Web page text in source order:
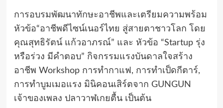
การอบรมพัฒนาทักษะอาชีพและเตรียมความพร้อม
หัวข้อ“อาชีพดีไซน์เนอร์ไทย สู่สายตาชาวโลก โดย
คุณสุทธิรัตน์ แก้วอาภรณ์” และ หัวข้อ “Startup รุ่ง
หรือร่วง มีคำตอบ” กิจกรรมแรงบันดาลใจสร้าง
อาชีพ Workshop การทำกาแฟ, การทำเป็ดกีตาร์,
การทำบูมเมอแรง มินิคอนเสิร์ตจาก GUNGUN
เจ้าของเพลง ปลาวาฬเกยตื้น เป็นต้น